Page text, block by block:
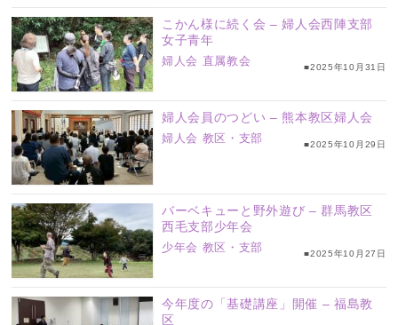
こかん様に続く会 – 婦人会西陣支部
女子青年
婦人会 直属教会 ■2025年10月31日
婦人会員のつどい – 熊本教区婦人会
婦人会 教区・支部 ■2025年10月29日
バーベキューと野外遊び – 群馬教区
西毛支部少年会
少年会 教区・支部 ■2025年10月27日
今年度の「基礎講座」開催 – 福島教
区